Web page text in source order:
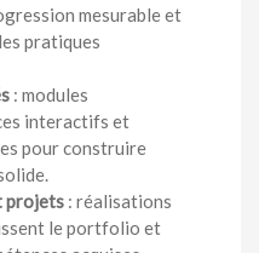
mesurable et
pratiques
: modules
interactifs et
pour construire
projets : réalisations
le portfolio et